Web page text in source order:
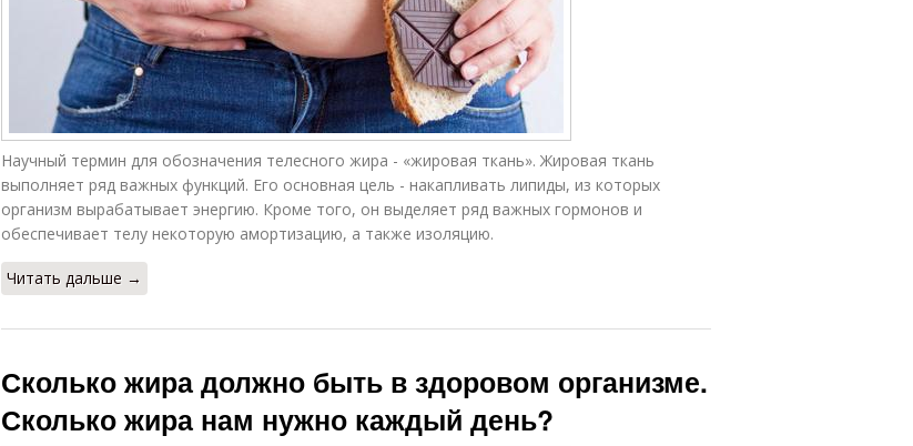
Научный термин для обозначения телесного жира - «жировая ткань». Жировая ткань
выполняет ряд важных функций. Его основная цель - накапливать липиды, из которых
организм вырабатывает энергию. Кроме того, он выделяет ряд важных гормонов и
обеспечивает телу некоторую амортизацию, а также изоляцию.
Читать дальше →
Сколько жира должно быть в здоровом организме.
Сколько жира нам нужно каждый день?